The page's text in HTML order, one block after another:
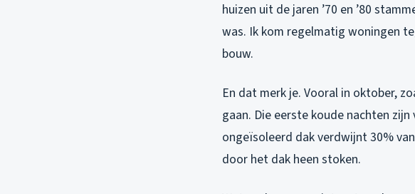
huizen uit de jaren ’70 en ’80
was. Ik kom regelmatig woningen
bouw.
En dat merk je. Vooral in oktober,
gaan. Die eerste koude nachten
ongeïsoleerd dak verdwijnt 30%
door het dak heen stoken.